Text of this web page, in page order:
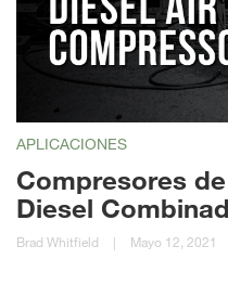
APLICACIONES
Compresores
Diesel
Brad Whitfield | Mayo 12, 2021